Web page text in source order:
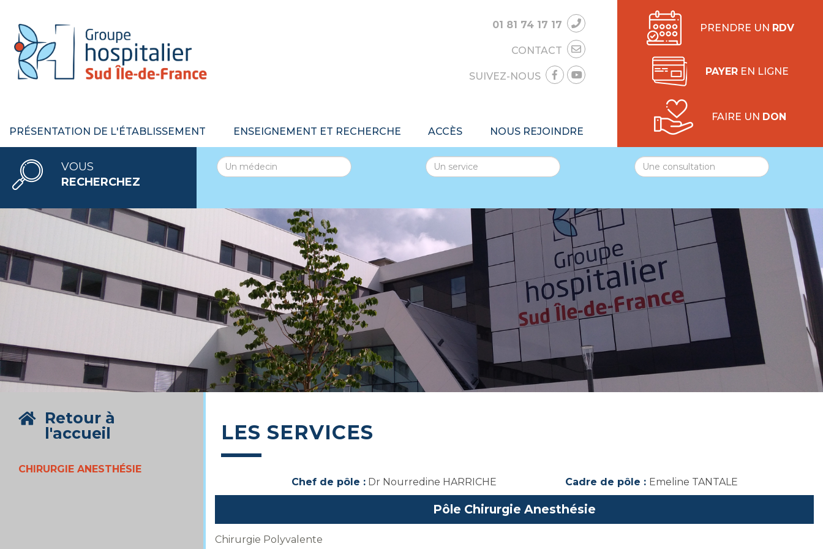
PRENDRE UN RDV
PAYEREN LIGNE
FAIRE UN DON
01 81 74 17 17
CONTACT
SUIVEZ-NOUS
PRÉSENTATION DE L'ÉTABLISSEMENT ENSEIGNEMENT ET RECHERCHE ACCÈS NOUS REJOINDRE
VOUS
RECHERCHEZ
Retour à
l'accueil
CHIRURGIE ANESTHÉSIE
LES SERVICES
Chef de pôle :Dr Nourredine HARRICHE Cadre de pôle : Emeline TANTALE
Pôle Chirurgie Anesthésie
Chirurgie Polyvalente